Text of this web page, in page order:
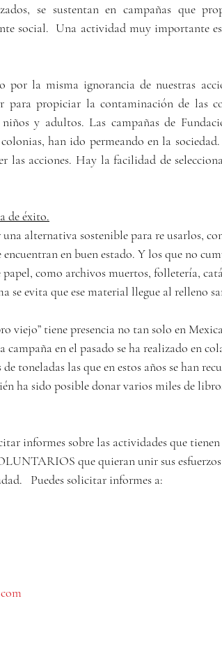
se sustentan en campañas que
social.  Una actividad muy importante
la misma ignorancia de nuestras
para propiciar la contaminación de las
y adultos. Las campañas de
han ido permeando en la sociedad.
las acciones. Hay la facilidad de
de éxito.
alternativa sostenible para re usarlos,
en buen estado. Y los que no
como archivos muertos, folletería,
se evita que ese material llegue al relleno
viejo” tiene presencia no tan solo en
en el pasado se ha realizado en
toneladas las que en estos años se han
ha sido posible donar varios miles de
informes sobre las actividades que
que quieran unir sus
Puedes solicitar informes a: